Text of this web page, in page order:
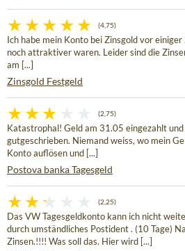
(4,75)
Ich habe mein Konto bei Zinsgold vor
noch attraktiver waren. Leider sind die
am [...]
Zinsgold Festgeld
(2,75)
Katastrophal! Geld am 31.05 eingezahlt
gutgeschrieben. Niemand weiss, wo mein
Konto auflösen und [...]
Postova banka Tagesgeld
(2,25)
Das VW Tagesgeldkonto kann ich nicht
durch umständliches Postident . (10 Tage)
Zinsen.!!!! Was soll das. Hier wird [...]